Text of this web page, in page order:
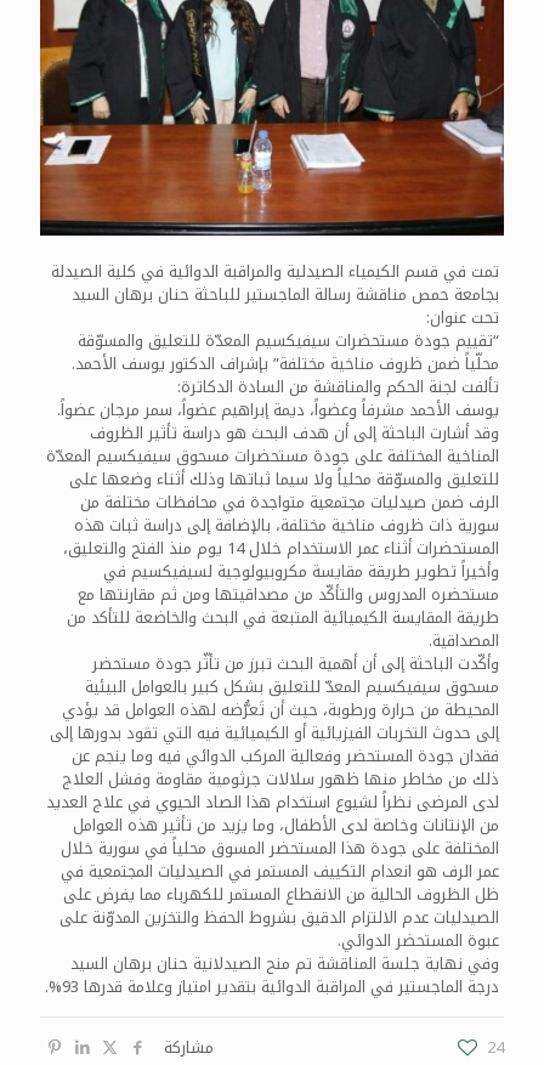
تمت في قسم الكيمياء الصيدلية والمراقبة الدوائية في كلية الصيدلة
بجامعة حمص مناقشة رسالة الماجستير للباحثة حنان برهان السيد
تحت عنوان:
“تقييم جودة مستحضرات سيفيكسيم المعدّة للتعليق والمسوّقة
محلّياً ضمن ظروف مناخية مختلفة” بإشراف الدكتور يوسف الأحمد.
تألفت لجنة الحكم والمناقشة من السادة الدكاترة:
يوسف الأحمد مشرفاً وعضواً، ديمة إبراهيم عضواً، سمر مرجان عضواً.
وقد أشارت الباحثة إلى أن هدف البحث هو دراسة تأثير الظروف
المناخية المختلفة على جودة مستحضرات مسحوق سيفيكسيم المعدّة
للتعليق والمسوّقة محلياً ولا سيما ثباتها وذلك أثناء وضعها على
الرف ضمن صيدليات مجتمعية متواجدة في محافظات مختلفة من
سورية ذات ظروف مناخية مختلفة، بالإضافة إلى دراسة ثبات هذه
المستحضرات أثناء عمر الاستخدام خلال 14 يوم منذ الفتح والتعليق،
وأخيراً تطوير طريقة مقايسة مكروبيولوجية لسيفيكسيم في
مستحضره المدروس والتأكّد من مصداقيتها ومن ثم مقارنتها مع
طريقة المقايسة الكيميائية المتبعة في البحث والخاضعة للتأكد من
المصداقية.
وأكّدت الباحثة إلى أن أهمية البحث تبرز من تأثّر جودة مستحضر
مسحوق سيفيكسيم المعدّ للتعليق بشكل كبير بالعوامل البيئية
المحيطة من حرارة ورطوبة، حيث أن تَعرُّضه لهذه العوامل قد يؤدي
إلى حدوث التخربات الفيزيائية أو الكيميائية فيه التي تقود بدورها إلى
فقدان جودة المستحضر وفعالية المركب الدوائي فيه وما ينجم عن
ذلك من مخاطر منها ظهور سلالات جرثومية مقاومة وفشل العلاج
لدى المرضى نظراً لشيوع استخدام هذا الصاد الحيوي في علاج العديد
من الإنتانات وخاصة لدى الأطفال، وما يزيد من تأثير هذه العوامل
المختلفة على جودة هذا المستحضر المسوق محلياً في سورية خلال
عمر الرف هو انعدام التكييف المستمر في الصيدليات المجتمعية في
ظل الظروف الحالية من الانقطاع المستمر للكهرباء مما يفرض على
الصيدليات عدم الالتزام الدقيق بشروط الحفظ والتخزين المدوّنة على
عبوة المستحضر الدوائي.
وفي نهاية جلسة المناقشة تم منح الصيدلانية حنان برهان السيد
درجة الماجستير في المراقبة الدوائية بتقدير امتياز وعلامة قدرها 93%.
مشاركة
24